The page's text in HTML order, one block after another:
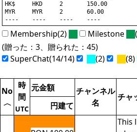
HK$	HKD	2	150.00		2,845円
MYR	MYR	2	60.00		2,103円
Membership(2) Milestone
(贈った：3、贈られた：45)
SuperChat(14/14)
(2) (8)
No
〈
時
間
UTC
元金額
チャンネル
名
チャ
円建て
This